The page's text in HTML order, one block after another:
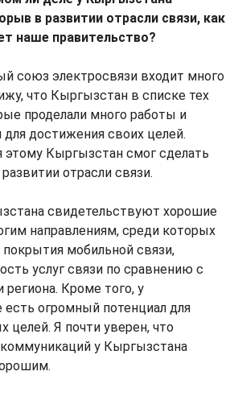
в развитии отрасли связи, как
наше правительство?
союз электросвязи входит много
что Кыргызстан в списке тех
проделали много работы и
для достижения своих целей.
этому Кыргызстан смог сделать
отрасли связи.
свидетельствуют хорошие
направлениям, среди которых
мобильной связи,
услуг связи по сравнению с
Кроме того, у
огромный потенциал для
целей. Я почти уверен, что
у Кыргызстана